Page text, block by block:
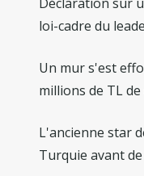
Déclaration sur
loi-cadre du
Un mur s'est
millions de TL
L'ancienne star
Turquie avant